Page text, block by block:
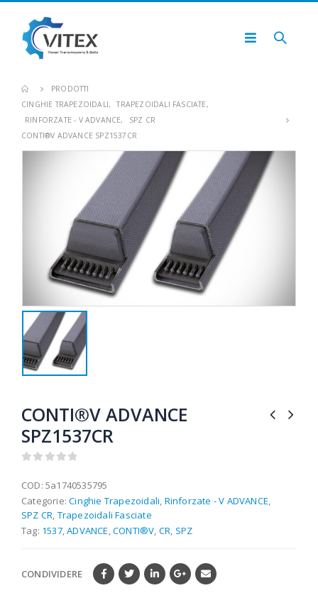
PRODOTTI
CINGHIE TRAPEZOIDALI, TRAPEZOIDALI FASCIATE,
RINFORZATE - V ADVANCE,
SPZ CR
CONTI®V ADVANCE SPZ1537CR
CONTI®V ADVANCE
SPZ1537CR
COD: 5a1740535795
Categorie:Cinghie Trapezoidali Rinforzate - V ADVANCE
SPZ CR Trapezoidali Fasciate
Tag: 1537,ADVANCE ,CONTI®V CR SPZ
CONDIVIDERE